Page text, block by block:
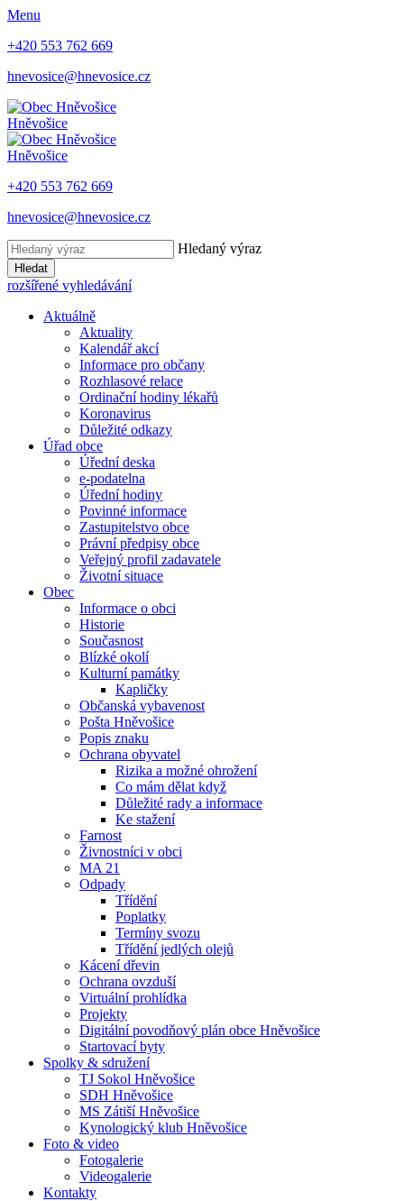
Menu
+420 553 762 669
hnevosice@hnevosice.cz
Hněvošice
Hněvošice
+420 553 762 669
hnevosice@hnevosice.cz
Hledaný výraz
Hledat
rozšířené vyhledávání
Aktuálně
Aktuality
Kalendář akcí
Informace pro občany
Rozhlasové relace
Ordinační hodiny lékařů
Koronavirus
Důležité odkazy
Úřad obce
Úřední deska
e-podatelna
Úřední hodiny
Povinné informace
Zastupitelstvo obce
Právní předpisy obce
Veřejný profil zadavatele
Životní situace
Obec
Informace o obci
Historie
Současnost
Blízké okolí
Kulturní památky
Kapličky
Občanská vybavenost
Pošta Hněvošice
Popis znaku
Ochrana obyvatel
Rizika a možné ohrožení
Co mám dělat když
Důležité rady a informace
Ke stažení
Farnost
Živnostníci v obci
MA 21
Odpady
Třídění
Poplatky
Termíny svozu
Třídění jedlých olejů
Kácení dřevin
Ochrana ovzduší
Virtuální prohlídka
Projekty
Digitální povodňový plán obce Hněvošice
Startovací byty
Spolky & sdružení
TJ Sokol Hněvošice
SDH Hněvošice
MS Zátiší Hněvošice
Kynologický klub Hněvošice
Foto & video
Fotogalerie
Videogalerie
Kontakty